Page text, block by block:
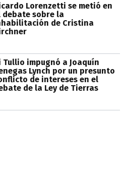
Lorenzetti se metió en
debate sobre la
de Cristina
Tullio impugnó a Joaquín
Lynch por un presunto
de intereses en el
de la Ley de Tierras